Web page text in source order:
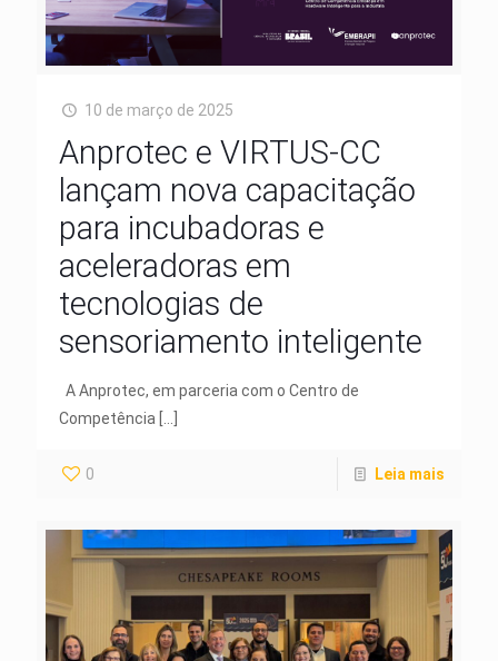
10 de março de 2025
Anprotec e VIRTUS-CC
lançam nova capacitação
para incubadoras e
aceleradoras em
tecnologias de
sensoriamento inteligente
A Anprotec, em parceria com o Centro de
Competência
0 Leia mais